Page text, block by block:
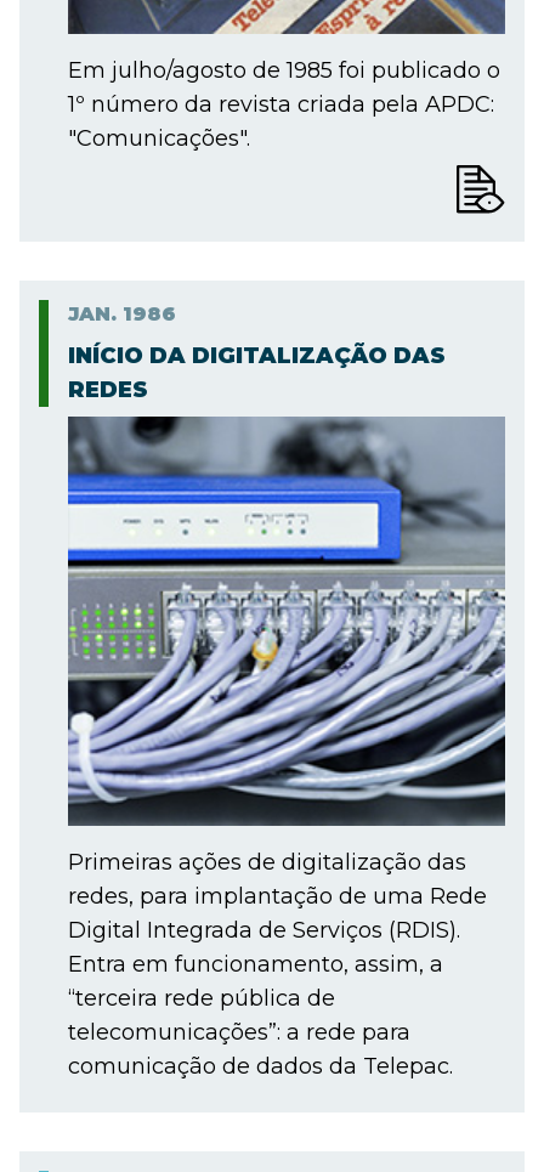
Em julho/agosto de 1985 foi publicado o
1º número da revista criada pela APDC:
"Comunicações".
JAN. 1986
INÍCIO DA DIGITALIZAÇÃO DAS
REDES
Primeiras ações de digitalização das
redes, para implantação de uma Rede
Digital Integrada de Serviços (RDIS).
Entra em funcionamento, assim, a
“terceira rede pública de
telecomunicações”: a rede para
comunicação de dados da Telepac.